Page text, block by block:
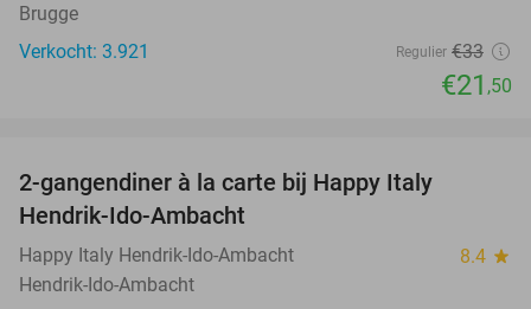
Brugge
Verkocht: 3.921
Regulier €33
€21 ,50
2-gangendiner à la carte bij Happy Italy
Hendrik-Ido-Ambacht
Happy Italy Hendrik-Ido-Ambacht 8.4 star
Hendrik-Ido-Ambacht